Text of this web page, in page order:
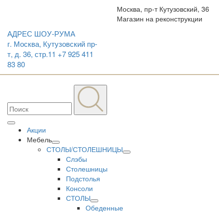
Москва, пр-т Кутузовский, 36
Магазин на реконструкции
АДРЕС ШОУ-РУМА
г. Москва, Кутузовский пр-
т, д. 36, стр.11 +7 925 411
83 80
Акции
Мебель
СТОЛЫ/СТОЛЕШНИЦЫ
Слэбы
Столешницы
Подстолья
Консоли
СТОЛЫ
Обеденные